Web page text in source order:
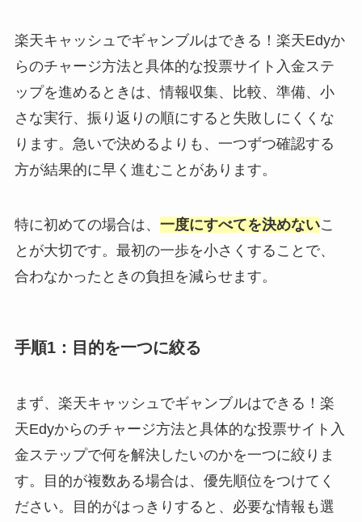
楽天キャッシュでギャンブルはできる！楽天Edyか
らのチャージ方法と具体的な投票サイト入金ステ
ップを進めるときは、情報収集、比較、準備、小
さな実行、振り返りの順にすると失敗しにくくな
ります。急いで決めるよりも、一つずつ確認する
方が結果的に早く進むことがあります。
特に初めての場合は、 一度にすべてを決めないこ
とが大切です。最初の一歩を小さくすることで、
合わなかったときの負担を減らせます。
手順1：目的を一つに絞る
まず、楽天キャッシュでギャンブルはできる！楽
天Edyからのチャージ方法と具体的な投票サイト入
金ステップで何を解決したいのかを一つに絞りま
す。目的が複数ある場合は、優先順位をつけてく
ださい。目的がはっきりすると、必要な情報も選